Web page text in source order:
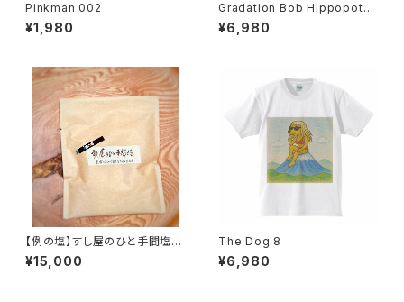
Pinkman 002
¥1,980
Gradation Bob Hippopota
mus
¥6,980
【例の塩】すし屋のひと手間塩10
00gレターパック対応品
¥15,000
The Dog 8
¥6,980